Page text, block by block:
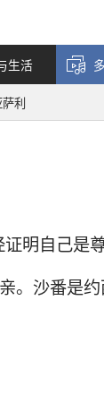
生活
萨利
明自己是尊
。沙番是